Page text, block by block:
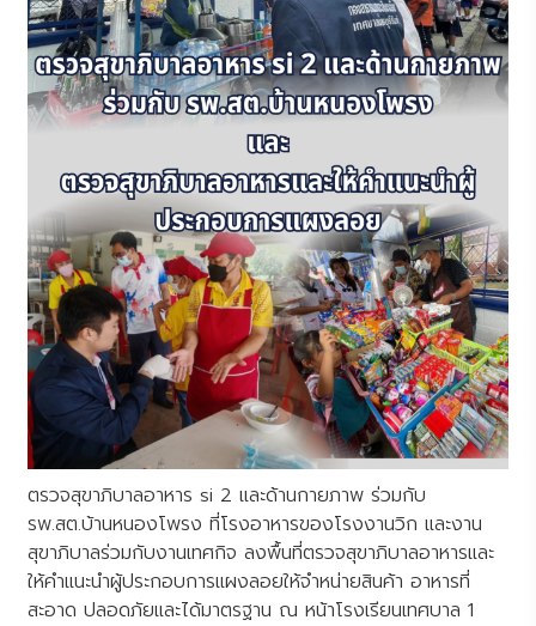
ตรวจสุขาภิบาลอาหาร si 2 และด้านกายภาพ ร่วมกับ
รพ.สต.บ้านหนองโพรง ที่โรงอาหารของโรงงานวิก และงาน
สุขาภิบาลร่วมกับงานเทศกิจ ลงพื้นที่ตรวจสุขาภิบาลอาหารและ
ให้คำแนะนำผู้ประกอบการแผงลอยให้จำหน่ายสินค้า อาหารที่
สะอาด ปลอดภัยและได้มาตรฐาน ณ หน้าโรงเรียนเทศบาล 1